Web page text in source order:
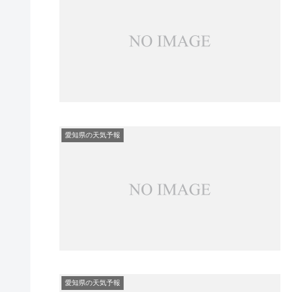
愛知県の天気予報
愛知県の天気予報